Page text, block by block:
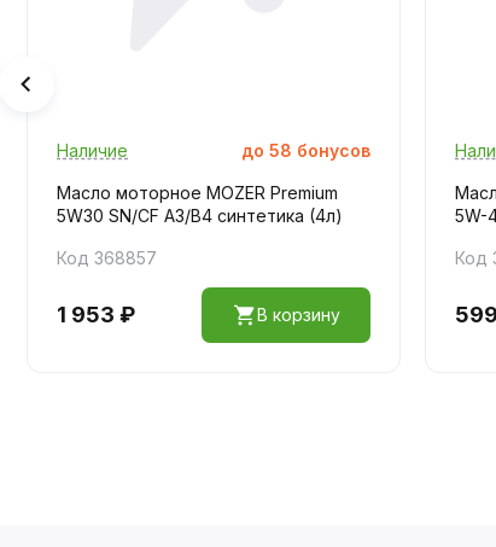
Наличие до 58 бонусов
Масло моторное MOZER Premium
5W30 SN/CF А3/В4 синтетика (4л)
Код 368857
1 953 ₽ В корзину
5W-
Код